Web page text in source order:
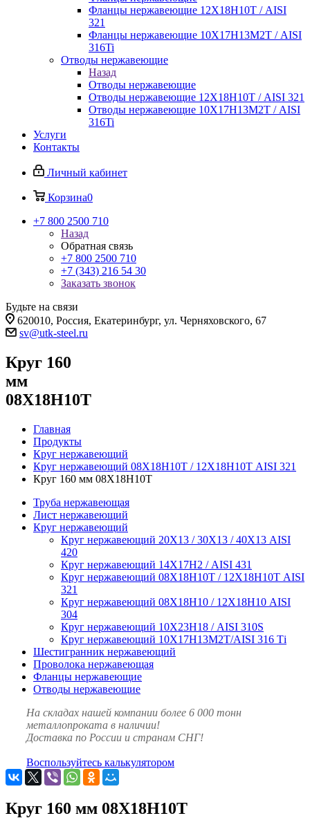
Фланцы нержавеющие 12Х18Н10Т / AISI
321
Фланцы нержавеющие 10Х17Н13М2Т / AISI
316Ti
Отводы нержавеющие
Назад
Отводы нержавеющие
Отводы нержавеющие 12Х18Н10Т / AISI 321
Отводы нержавеющие 10Х17Н13М2Т / AISI
316Ti
Услуги
Контакты
Личный кабинет
Корзина0
+7 800 2500 710
Назад
Обратная связь
+7 800 2500 710
+7 (343) 216 54 30
Заказать звонок
Будьте на связи
620010, Россия, Екатеринбург, ул. Черняховского, 67
sv@utk-steel.ru
Круг 160
мм
08Х18Н10Т
Главная
Продукты
Круг нержавеющий
Круг нержавеющий 08Х18Н10Т / 12Х18Н10Т AISI 321
Круг 160 мм 08Х18Н10Т
Труба нержавеющая
Лист нержавеющий
Круг нержавеющий
Круг нержавеющий 20Х13 / 30Х13 / 40Х13 AISI
420
Круг нержавеющий 14Х17Н2 / AISI 431
Круг нержавеющий 08Х18Н10Т / 12Х18Н10Т AISI
321
Круг нержавеющий 08Х18Н10 / 12Х18Н10 AISI
304
Круг нержавеющий 10Х23Н18 / AISI 310S
Круг нержавеющий 10Х17Н13М2Т/AISI 316 Тi
Шестигранник нержавеющий
Проволока нержавеющая
Фланцы нержавеющие
Отводы нержавеющие
На складах нашей компании более 6 000 тонн
металлопроката в наличии!
Доставка по России и странам СНГ!
Воспользуйтесь калькулятором
Круг 160 мм 08Х18Н10Т